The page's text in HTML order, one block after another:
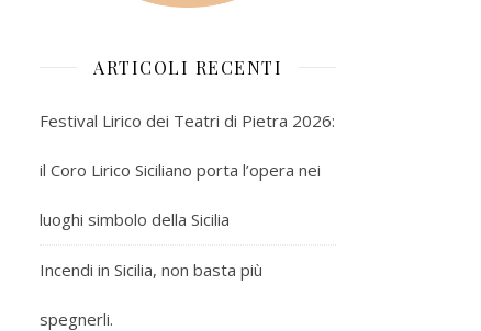
ARTICOLI RECENTI
Festival Lirico dei Teatri di Pietra 2026:
il Coro Lirico Siciliano porta l’opera nei
luoghi simbolo della Sicilia
Incendi in Sicilia, non basta più
spegnerli.